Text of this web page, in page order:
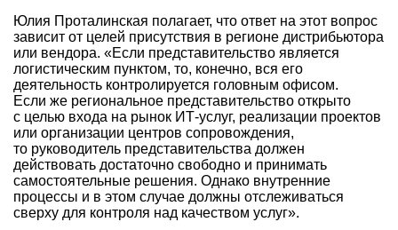
Юлия Проталинская полагает, что ответ на этот вопрос
зависит от целей присутствия в регионе дистрибьютора
или вендора. «Если представительство является
логистическим пунктом, то, конечно, вся его
деятельность контролируется головным офисом.
Если же региональное представительство открыто
с целью входа на рынок ИТ-услуг, реализации проектов
или организации центров сопровождения,
то руководитель представительства должен
действовать достаточно свободно и принимать
самостоятельные решения. Однако внутренние
процессы и в этом случае должны отслеживаться
сверху для контроля над качеством услуг».